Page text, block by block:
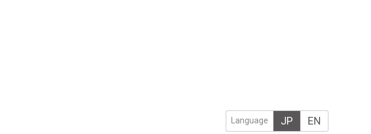
Language JP EN